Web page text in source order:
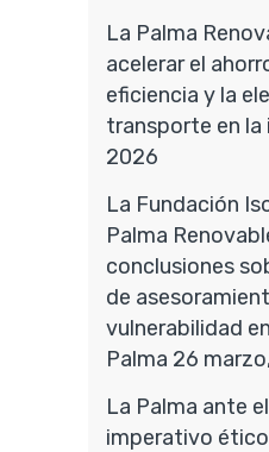
La Palma
acelerar el
eficiencia y la
transporte en la
2026
La Fundación
Palma
conclusiones
de
vulnerabilidad
Palma 26
La Palma ante
imperativo